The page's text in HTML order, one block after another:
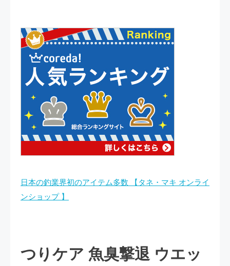
日本の釣業界初のアイテム多数 【タネ・マキ オンライ
ンショップ 】
つりケア 魚臭撃退 ウエッ